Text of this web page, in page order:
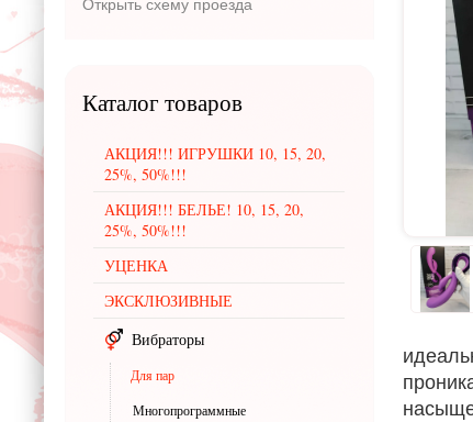
Каталог товаров
АКЦИЯ!!! ИГРУШКИ 10, 15, 20,
25%, 50%!!!
АКЦИЯ!!! БЕЛЬЕ! 10, 15, 20,
25%, 50%!!!
УЦЕНКА
ЭКСКЛЮЗИВНЫЕ
Вибраторы
Для пар
Многопрограммные